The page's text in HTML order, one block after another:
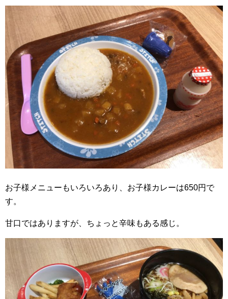
お子様メニューもいろいろあり、お子様カレーは650円で
す。
甘口ではありますが、ちょっと辛味もある感じ。